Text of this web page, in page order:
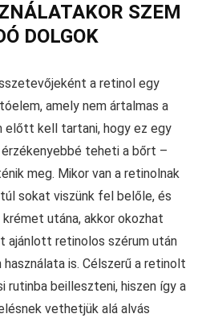
SZEM
DOLGOK
a retinol egy
amely nem ártalmas a
előtt kell tartani, hogy ez egy
érzékenyebbé teheti a bőrt –
meg. Mikor van a retinolnak
sokat viszünk fel belőle, és
utána, akkor okozhat
ajánlott retinolos szérum után
is. Célszerű a retinolt
rutinba beilleszteni, hiszen így a
vethetjük alá alvás